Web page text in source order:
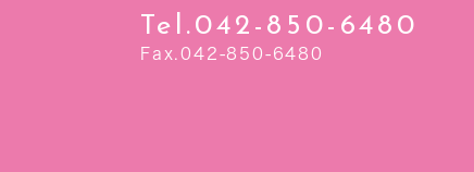
Tel.042-850-6480
Fax.042-850-6480